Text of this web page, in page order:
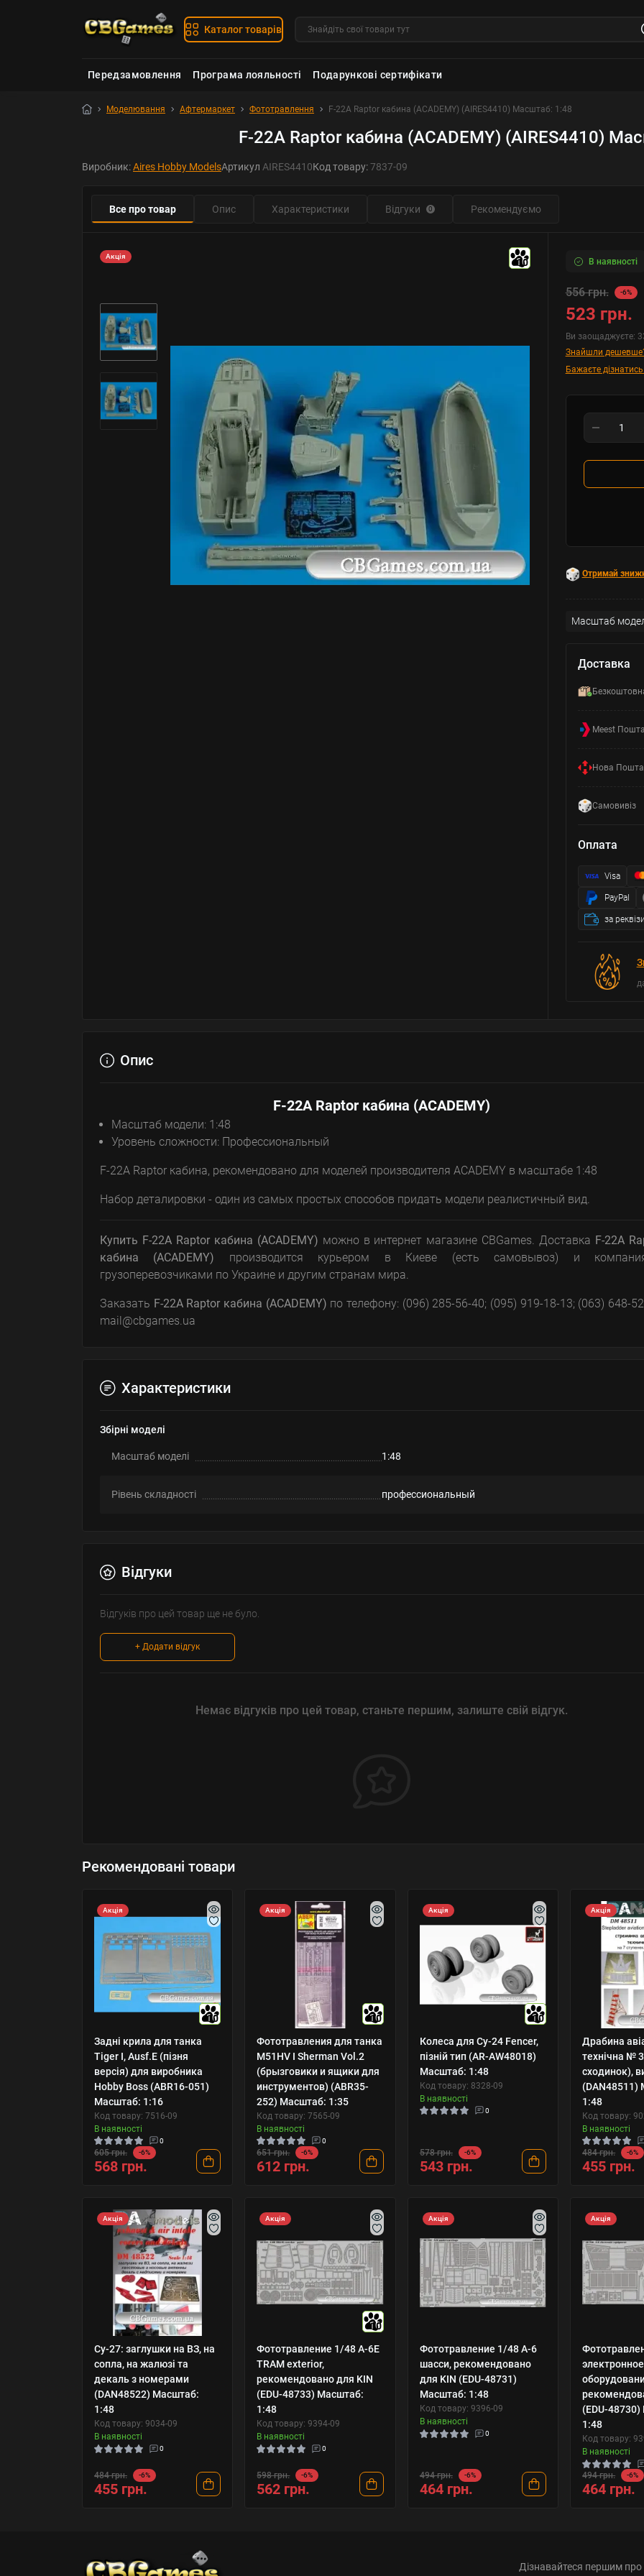
Каталог товарів
Передзамовлення Програма лояльності Подарункові сертифікати
Моделювання Афтермаркет Фототравлення F-22A Raptor кабина (ACADEMY) (AIRES4410) Масштаб: 1:48
F-22A Raptor кабина (ACADEMY) (AIRES4410)
Виробник:Aires Hobby ModelsАртикул AIRES4410Код товару:7837-09
Все про товар Опис Характеристики Відгуки 0 Рекомендуємо
Акція
10 В наявності
556 грн. -6%
523 грн.
Ви заощаджуєте:
Знайшли
Бажаєте
Отримай
Масштаб
Доставка
Meest Пошта
Нова Пошта
Самовивіз
Оплата
Visa
PayPal
за
Опис
F-22A Raptor кабина (ACADEMY)
Масштаб модели: 1:48
Уровень сложности: Профессиональный
F-22A Raptor кабина, рекомендовано для моделей производителя ACADEMY в масштабе 1:48
Набор деталировки - один из самых простых способов придать модели реалистичный вид.
Купить F-22A Raptor кабина (ACADEMY) можно в интернет магазине CBGames. Доставка F-22A
кабина (ACADEMY) производится курьером в Киеве (есть самовывоз) и
грузоперевозчиками по Украине и другим странам мира.
Заказать F-22A Raptor кабина (ACADEMY) по телефону: (096) 285-56-40; (095) 919-18-13; (063) 648-
mail@cbgames.ua
Характеристики
Збірні моделі
Масштаб моделі 1:48
Рівень складності профессиональный
Відгуки
Відгуків про цей товар ще не було.
+ Додати відгук
Немає відгуків про цей товар, станьте першим, залиште свій відгук.
Рекомендовані товари
Акція
10
Задні крила для танка
Tiger I, Ausf.E (пізня
версія) для виробника
Hobby Boss (ABR16-051)
Масштаб: 1:16
Код товару: 7516-09
В наявності
0
605 грн. -6%
568 грн.
Акція
10
Фототравления для танка
M51HV I Sherman Vol.2
(брызговики и ящики для
инструментов) (ABR35-
252) Масштаб: 1:35
Код товару: 7565-09
В наявності
0
651 грн. -6%
612 грн.
Акція
10
Колеса для Су-24 Fencer,
пізній тип (AR-AW48018)
Масштаб: 1:48
Код товару: 8328-09
В наявності
0
578 грн. -6%
543 грн.
Акція
Драбина
технічна №
сходинок),
(DAN48511)
1:48
Код товару:
В наявності
484 грн. -6%
455 грн.
Акція
Су-27: заглушки на ВЗ, на
сопла, на жалюзі та
декаль з номерами
(DAN48522) Масштаб:
1:48
Код товару: 9034-09
В наявності
0
484 грн. -6%
455 грн.
Акція
10
Фототравление 1/48 A-6E
TRAM exterior,
рекомендовано для KIN
(EDU-48733) Масштаб:
1:48
Код товару: 9394-09
В наявності
0
598 грн. -6%
562 грн.
Акція
Фототравление 1/48 А-6
шасси, рекомендовано
для KIN (EDU-48731)
Масштаб: 1:48
Код товару: 9396-09
В наявності
0
494 грн. -6%
464 грн.
Акція
электронное
(EDU-
1:48
Код товару:
В наявності
494 грн. -6%
464 грн.
Дізнавайтеся першим про